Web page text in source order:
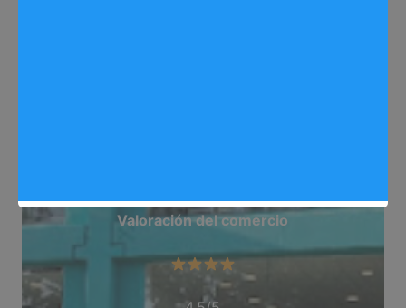
Valoración del comercio